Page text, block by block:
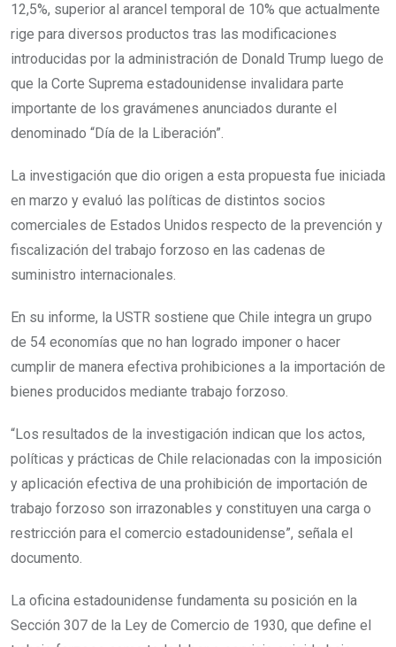
12,5%, superior al arancel temporal de 10% que actualmente
rige para diversos productos tras las modificaciones
introducidas por la administración de Donald Trump luego de
que la Corte Suprema estadounidense invalidara parte
importante de los gravámenes anunciados durante el
denominado “Día de la Liberación”.
La investigación que dio origen a esta propuesta fue iniciada
en marzo y evaluó las políticas de distintos socios
comerciales de Estados Unidos respecto de la prevención y
fiscalización del trabajo forzoso en las cadenas de
suministro internacionales.
En su informe, la USTR sostiene que Chile integra un grupo
de 54 economías que no han logrado imponer o hacer
cumplir de manera efectiva prohibiciones a la importación de
bienes producidos mediante trabajo forzoso.
“Los resultados de la investigación indican que los actos,
políticas y prácticas de Chile relacionadas con la imposición
y aplicación efectiva de una prohibición de importación de
trabajo forzoso son irrazonables y constituyen una carga o
restricción para el comercio estadounidense”, señala el
documento.
La oficina estadounidense fundamenta su posición en la
Sección 307 de la Ley de Comercio de 1930, que define el